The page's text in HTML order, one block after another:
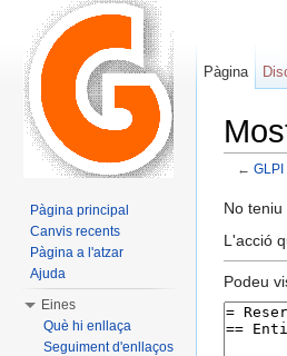
← GLPI
No
L'acció
Podeu
Pàgina
Pàgina principal
Canvis recents
Pàgina a l'atzar
Ajuda
Eines
Què hi enllaça
Seguiment d'enllaços